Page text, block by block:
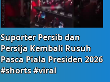
Suporter Persib dan
Persija Kembali Rusuh
Pasca Piala Presiden 2026
#shorts #viral